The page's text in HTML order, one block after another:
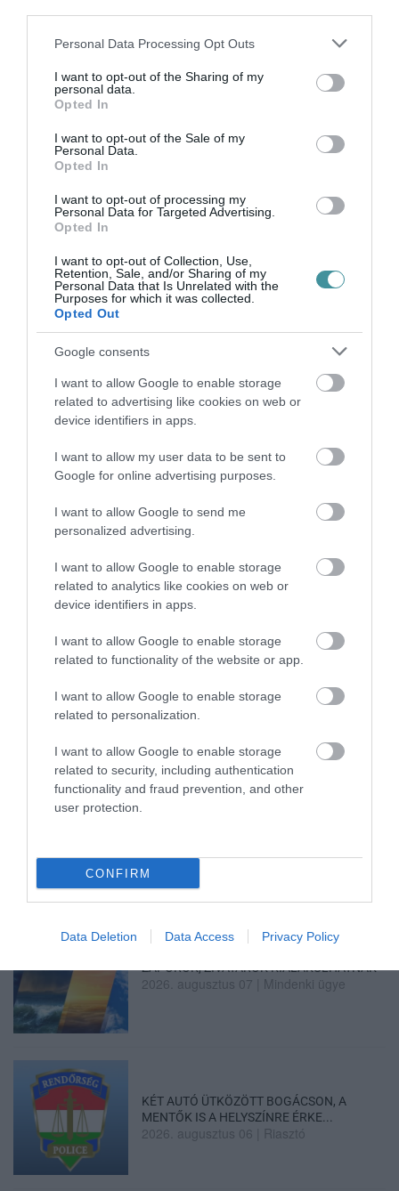
Please note that this website/app uses one or more Google
not limited to your visit or usage behaviour. You may click to
grant or deny consent to Google and its third-party tags to
use your data for below specified purposes in below Google
consent section.
Personal Data Processing Opt Outs
I want to opt-out of the Sharing of my
personal data.
Opted In
I want to opt-out of the Sale of my
Personal Data.
Opted In
I want to opt-out of processing my
Personal Data for Targeted Advertising.
Opted In
I want to opt-out of Collection, Use,
Retention, Sale, and/or Sharing of my
Personal Data that Is Unrelated with the
Purposes for which it was collected.
Opted Out
Google consents
I want to allow Google to enable storage
related to advertising like cookies on web or
device identifiers in apps.
I want to allow my user data to be sent to
Google for online advertising purposes.
I want to allow Google to send me
personalized advertising.
I want to allow Google to enable storage
related to analytics like cookies on web or
device identifiers in apps.
I want to allow Google to enable storage
related to functionality of the website or app.
I want to allow Google to enable storage
related to personalization.
I want to allow Google to enable storage
related to security, including authentication
functionality and fraud prevention, and other
user protection.
CONFIRM
Data Deletion Data Access Privacy Policy
AMIKÉRT ÉRDEMES MEGNÉZNI
2026. augusztus 07|Mindenki ügye
TANULJ NÉMETÜL OTTHONRÓL: A
DIGITÁLIS TANULÁS ELŐNYEI
ÚJRAINDULNAK A KORÁBBAN
LEÁLLÍTOTT SZOLGÁLTATÁSOK AZ EGRI...
2026. augusztus 07
TÍZ ÉVE NEM VOLT ILYEN ALACSONY AZ
2026. augusztus 07|Mindenki ügye
ÖS FŐÚTON EGERBEN
2026. augusztus 07 Eger ügye
ZÁPOROK, ZIVATAROK KIALAKULHATNAK
2026. augusztus 07 Mindenki ügye
KÉT AUTÓ ÜTKÖZÖTT BOGÁCSON, A
MENTŐK IS A HELYSZÍNRE ÉRKE...
2026. augusztus 06 Riasztó